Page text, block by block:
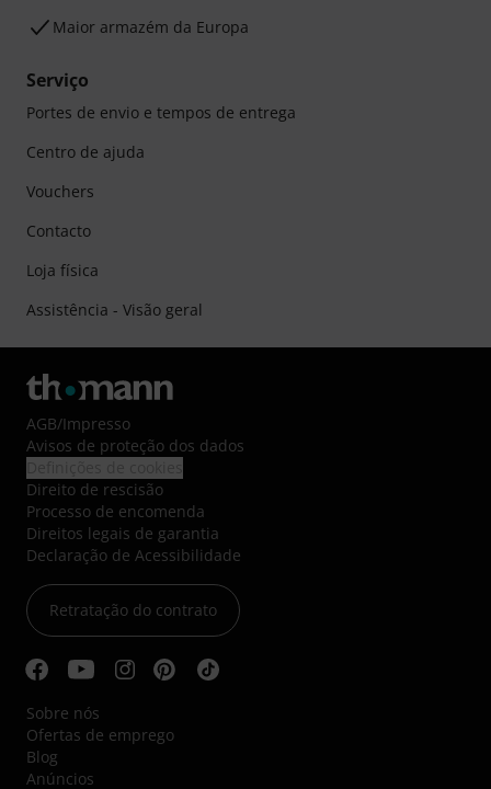
Maior armazém da Europa
Serviço
Portes de envio e tempos de entrega
Centro de ajuda
Vouchers
Contacto
Loja física
Assistência - Visão geral
AGB/Impresso
Avisos de proteção dos dados
Direito de rescisão
Processo de encomenda
Direitos legais de garantia
Declaração de Acessibilidade
Retratação do contrato
Sobre nós
Ofertas de emprego
Blog
Anúncios